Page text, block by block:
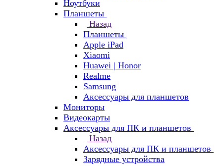
Ноутбуки
Планшеты
Назад
Планшеты
Apple iPad
Xiaomi
Huawei | Honor
Realme
Samsung
Аксессуары для планшетов
Мониторы
Видеокарты
Аксессуары для ПК и планшетов
Назад
Аксессуары для ПК и планшетов
Зарядные устройства